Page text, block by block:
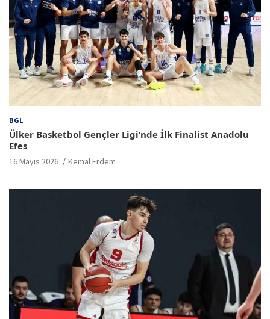
BGL
Ülker Basketbol Gençler Ligi’nde İlk Finalist Anadolu
Efes
16 Mayıs 2026 Kemal Erdem